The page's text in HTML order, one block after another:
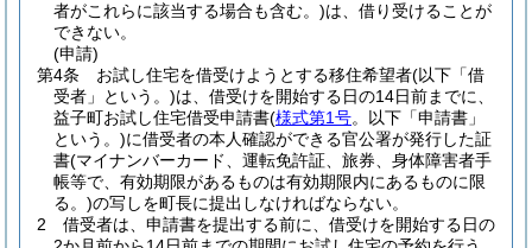
者がこれらに該当する場合も含む。)は、借り受けることが
できない。
(申請)
第4条
お試し住宅を借受けようとする移住希望者(以下「借
受者」という。)は、借受けを開始する日の14日前までに、
益子町お試し住宅借受申請書(様式第1号。以下「申請書」
という。)に借受者の本人確認ができる官公署が発行した証
書(マイナンバーカード、運転免許証、旅券、身体障害者手
帳等で、有効期限があるものは有効期限内にあるものに限
る。)の写しを町長に提出しなければならない。
2
借受者は、申請書を提出する前に、借受けを開始する日の